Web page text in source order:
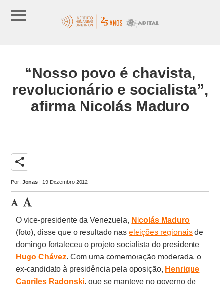
“Nosso povo é chavista,
revolucionário e socialista”,
afirma Nicolás Maduro
share
Por:Jonas | 19 Dezembro 2012
O vice-presidente da Venezuela, Nicolás Maduro
(foto), disse que o resultado naseleições regionais de
domingo fortaleceu o projeto socialista do presidente
Hugo Chávez. Com uma comemoração moderada, o
ex-candidato à presidência pela oposição, Henrique
Capriles Radonski, que se manteve no governo de